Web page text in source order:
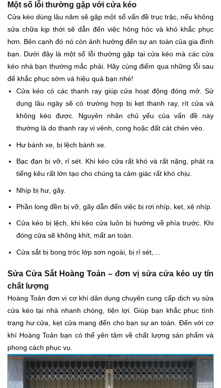
Một số lỗi thường gặp với cửa kéo
Cửa kéo dùng lâu năm sẽ gặp một số vấn đề trục trặc, nếu không
sửa chữa kịp thời sẽ dẫn đến việc hỏng hóc và khó khắc phục
hơn. Bên cạnh đó nó còn ảnh hưởng đến sự an toàn của gia đình
bạn. Dưới đây là một số lỗi thường gặp tại cửa kéo mà các cửa
kéo nhà bạn thường mắc phải. Hãy cùng điểm qua những lỗi sau
để khắc phục sớm và hiệu quả bạn nhé!
Cửa kéo có các thanh ray giúp cửa hoạt động đóng mở. Sử
dụng lâu ngày sẽ có trường hợp bị kẹt thanh ray, rít cửa và
không kéo được. Nguyên nhân chủ yếu của vấn đề này
thường là do thanh ray vị vênh, cong hoặc đất cát chèn vèo.
Hư bánh xe, bị lệch bánh xe.
Bạc đạn bị vỡ, rỉ sét. Khi kéo cửa rất khó và rất nặng, phát ra
tiếng kêu rất lớn tạo cho chúng ta cảm giác rất khó chịu.
Nhíp bị hư, gãy.
Phần long đền bị vỡ, gãy dẫn đến việc bị rơi nhíp, kẹt, xệ nhíp.
Cửa kéo bị lệch, khi kéo cửa luôn bị hướng về phía trước. Khi
đóng cửa sẽ không khít, mất an toàn.
Cửa sắt bị bong tróc lớp sơn ngoài, bị rỉ sét,…
Sửa Cửa Sắt Hoàng Toản – đơn vị sửa cửa kéo uy tín
chất lượng
Hoàng Toản đơn vị cơ khí dân dụng chuyên cung cấp dịch vụ sửa
cửa kéo tại nhà nhanh chóng, tiện lợi. Giúp bạn khắc phục tình
trạng hư cửa, kẹt cửa mang đến cho bạn sự an toàn. Đến với cơ
khí Hoàng Toản bạn có thể yên tâm về chất lượng sản phẩm và
phong cách phục vụ.